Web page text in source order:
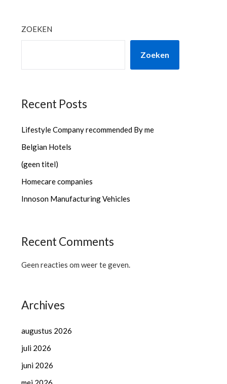
ZOEKEN
Zoeken
Recent Posts
Lifestyle Company recommended By me
Belgian Hotels
(geen titel)
Homecare companies
Innoson Manufacturing Vehicles
Recent Comments
Geen reacties om weer te geven.
Archives
augustus 2026
juli 2026
juni 2026